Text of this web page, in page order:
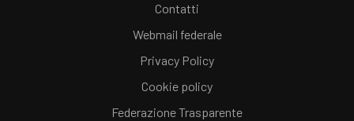
Contatti
Webmail federale
Privacy Policy
Cookie policy
Federazione Trasparente